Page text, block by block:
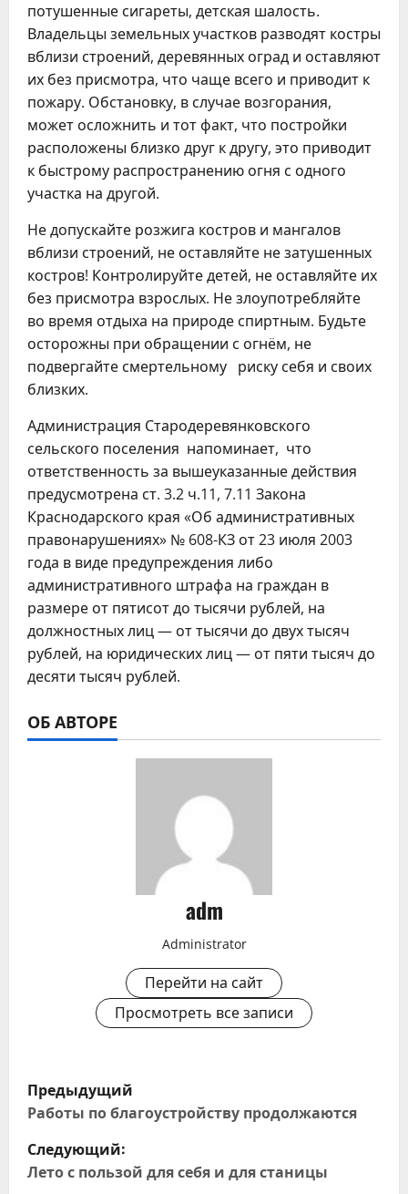
потушенные сигареты, детская шалость.
Владельцы земельных участков разводят костры
вблизи строений, деревянных оград и оставляют
их без присмотра, что чаще всего и приводит к
пожару. Обстановку, в случае возгорания,
может осложнить и тот факт, что постройки
расположены близко друг к другу, это приводит
к быстрому распространению огня с одного
участка на другой.
Не допускайте розжига костров и мангалов
вблизи строений, не оставляйте не затушенных
костров! Контролируйте детей, не оставляйте их
без присмотра взрослых. Не злоупотребляйте
во время отдыха на природе спиртным. Будьте
осторожны при обращении с огнём, не
подвергайте смертельному риску себя и своих
близких.
Администрация Стародеревянковского
сельского поселения напоминает, что
ответственность за вышеуказанные действия
предусмотрена ст. 3.2 ч.11, 7.11 Закона
Краснодарского края «Об административных
правонарушениях» № 608-КЗ от 23 июля 2003
года в виде предупреждения либо
административного штрафа на граждан в
размере от пятисот до тысячи рублей, на
должностных лиц — от тысячи до двух тысяч
рублей, на юридических лиц — от пяти тысяч до
десяти тысяч рублей.
ОБ АВТОРЕ
adm
Administrator
Перейти на сайт
Просмотреть все записи
Н
а
в
Предыдущий
Работы по благоустройству продолжаются
Следующий:
Лето с пользой для себя и для станицы